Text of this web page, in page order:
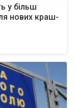
у більш
нових краш-